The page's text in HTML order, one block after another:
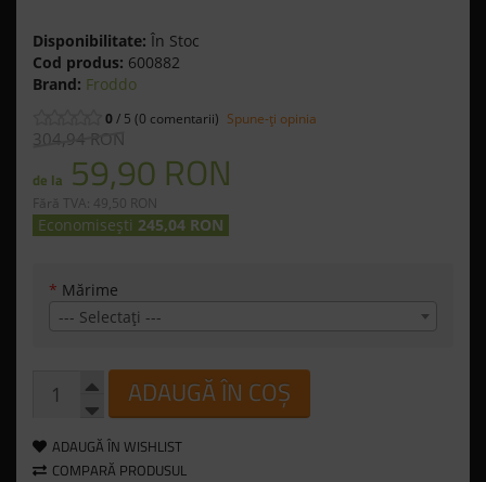
Disponibilitate: În Stoc
Cod produs: 600882
Brand: Froddo
0/ 5 (0 comentarii) Spune-ţi opinia
304,94 RON
de la 59,90 RON
Fără TVA: 49,50 RON
Economisești 245,04 RON
* Mărime
--- Selectaţi ---
ADAUGĂ ÎN COȘ
ADAUGĂ ÎN WISHLIST
COMPARĂ PRODUSUL